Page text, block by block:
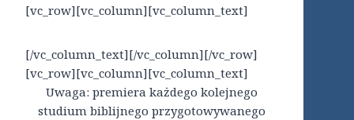
[vc_row][vc_column][vc_column_text]
[/vc_column_text][/vc_column][/vc_row]
[vc_row][vc_column][vc_column_text]
Uwaga: premiera każdego kolejnego
studium biblijnego przygotowywanego